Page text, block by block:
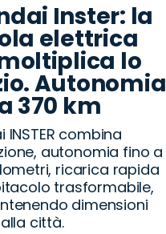
Inster: la
elettrica
lo
Autonomia
370 km
INSTER combina
autonomia fino a
ricarica rapida
trasformabile,
dimensioni
città.